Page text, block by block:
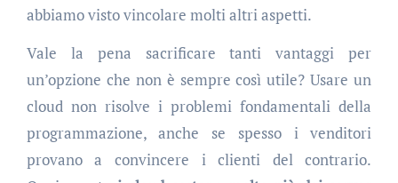
abbiamo visto vincolare molti altri aspetti.
Vale la pena sacrificare tanti vantaggi per
un’opzione che non è sempre così utile? Usare un
cloud non risolve i problemi fondamentali della
programmazione, anche se spesso i venditori
provano a convincere i clienti del contrario.